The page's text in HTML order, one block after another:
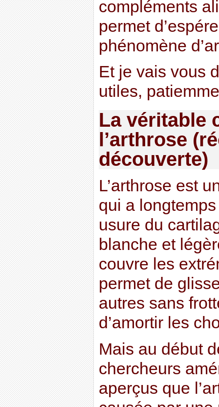
compléments
permet
phénomène
Et je vais vous
utiles,
La véritable
l’arthrose
découverte)
L’arthrose est
qui a
usure du
blanche et
couvre les
permet de
autres sans
d’amortir les
Mais au début
chercheurs
aperçus que